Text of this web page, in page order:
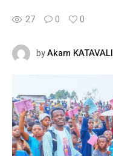
27 0 0
byAkam KATAVALI